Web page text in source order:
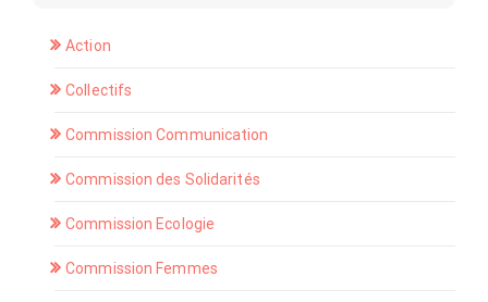
Action
Collectifs
Commission Communication
Commission des Solidarités
Commission Ecologie
Commission Femmes